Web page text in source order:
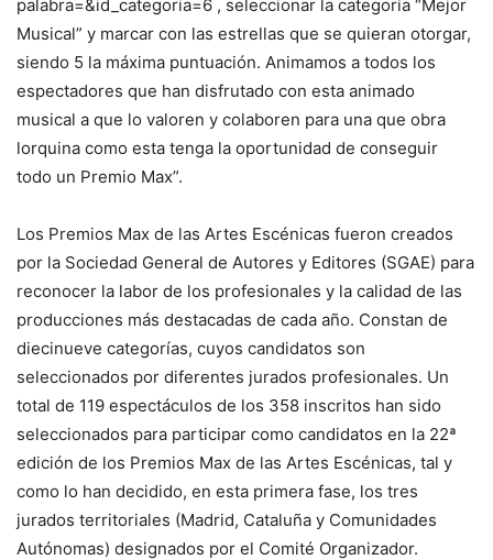
palabra=&id_categoria=6 , seleccionar la categoría “Mejor
Musical” y marcar con las estrellas que se quieran otorgar,
siendo 5 la máxima puntuación. Animamos a todos los
espectadores que han disfrutado con esta animado
musical a que lo valoren y colaboren para una que obra
lorquina como esta tenga la oportunidad de conseguir
todo un Premio Max”.
Los Premios Max de las Artes Escénicas fueron creados
por la Sociedad General de Autores y Editores (SGAE) para
reconocer la labor de los profesionales y la calidad de las
producciones más destacadas de cada año. Constan de
diecinueve categorías, cuyos candidatos son
seleccionados por diferentes jurados profesionales. Un
total de 119 espectáculos de los 358 inscritos han sido
seleccionados para participar como candidatos en la 22ª
edición de los Premios Max de las Artes Escénicas, tal y
como lo han decidido, en esta primera fase, los tres
jurados territoriales (Madrid, Cataluña y Comunidades
Autónomas) designados por el Comité Organizador.